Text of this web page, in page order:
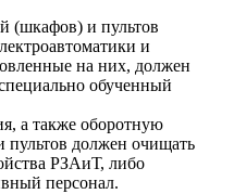
(шкафов) и пультов
и
на них, должен
обученный
а также оборотную
пультов должен очищать
РЗАиТ, либо
персонал.